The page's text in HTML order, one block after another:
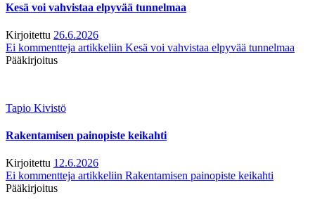
Kesä voi vahvistaa elpyvää tunnelmaa
Kirjoitettu 26.6.2026
Ei kommentteja artikkeliin Kesä voi vahvistaa elpyvää tunnelmaa
Pääkirjoitus
Tapio Kivistö
Rakentamisen painopiste keikahti
Kirjoitettu 12.6.2026
Ei kommentteja artikkeliin Rakentamisen painopiste keikahti
Pääkirjoitus